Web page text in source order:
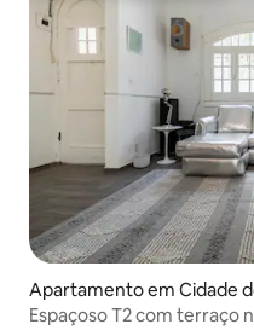
Apartamento em Cidade
Espaçoso T2 com terraço